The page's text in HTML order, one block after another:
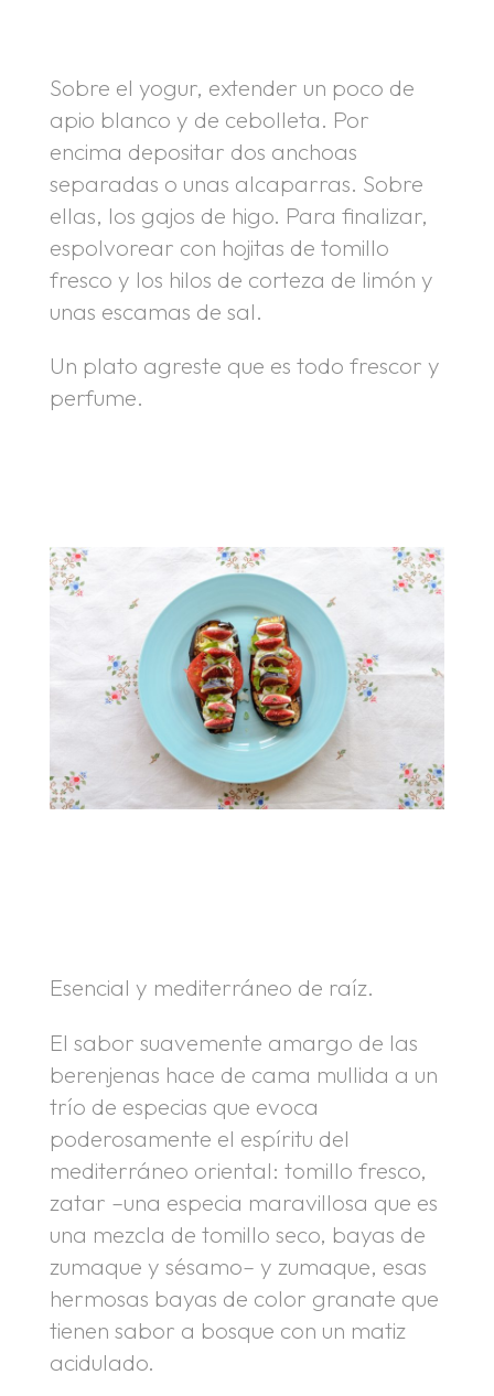
Sobre el yogur, extender un poco de
apio blanco y de cebolleta. Por
encima depositar dos anchoas
separadas o unas alcaparras. Sobre
ellas, los gajos de higo. Para finalizar,
espolvorear con hojitas de tomillo
fresco y los hilos de corteza de limón y
unas escamas de sal.
Un plato agreste que es todo frescor y
perfume.
Esencial y mediterráneo de raíz.
El sabor suavemente amargo de las
berenjenas hace de cama mullida a un
trío de especias que evoca
poderosamente el espíritu del
mediterráneo oriental: tomillo fresco,
zatar –una especia maravillosa que es
una mezcla de tomillo seco, bayas de
zumaque y sésamo– y zumaque, esas
hermosas bayas de color granate que
tienen sabor a bosque con un matiz
acidulado.